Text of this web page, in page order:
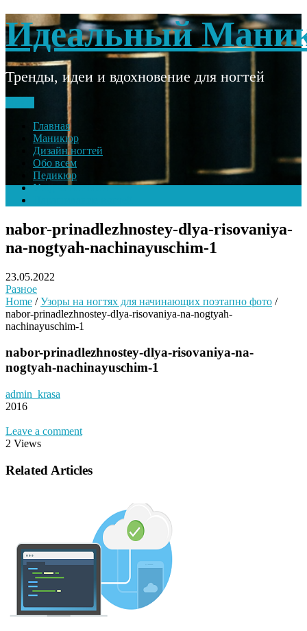
to
content
Идеальный
Тренды, идеи и вдохновение для ногтей
Главная
Маникюр
Дизайн ногтей
Обо всем
Педикюр
Уход за ногтями
nabor-prinadlezhnostey-dlya-risovaniya-
na-nogtyah-nachinayuschim-1
23.05.2022
Разное
Home / Узоры на ногтях для начинающих поэтапно фото /
nabor-prinadlezhnostey-dlya-risovaniya-na-nogtyah-
nachinayuschim-1
nabor-prinadlezhnostey-dlya-risovaniya-na-
nogtyah-nachinayuschim-1
admin_krasa
2016
Leave a comment
2 Views
Related Articles